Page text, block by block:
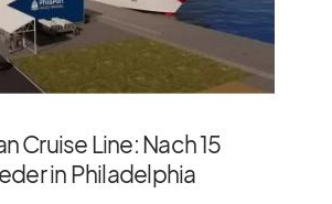
Cruise Line: Nach 15
in Philadelphia